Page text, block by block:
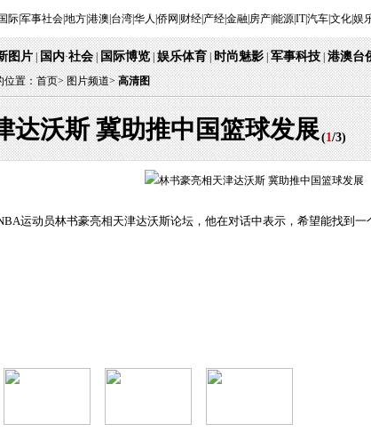
国际|军事社会|地方|港澳 台湾|华人 侨网 财经| 产经|金融| 房产|能源|IT|汽车|文化|娱
图片|国内·社会|国际博览|娱乐体育|时尚魅影|军事科技|港澳台
位置：首页>图片频道> 高清图
达沃斯 冀助推中国篮球发展 (1/3)
运动员林书豪亮相天津达沃斯论坛，他在对话中表示，希望能找到